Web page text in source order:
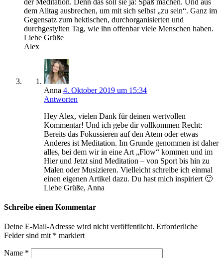
dem Alltag ausbrechen, um mit sich selbst „zu sein“. Ganz im
Gegensatz zum hektischen, durchorganisierten und
durchgestylten Tag, wie ihn offenbar viele Menschen haben.
Liebe Grüße
Alex
Anna 4. Oktober 2019 um 15:34
Antworten
Hey Alex, vielen Dank für deinen wertvollen
Kommentar! Und ich gebe dir vollkommen Recht:
Bereits das Fokussieren auf den Atem oder etwas
Anderes ist Meditation. Im Grunde genommen ist daher
alles, bei dem wir in eine Art „Flow“ kommen und im
Hier und Jetzt sind Meditation – von Sport bis hin zu
Malen oder Musizieren. Vielleicht schreibe ich einmal
einen eigenen Artikel dazu. Du hast mich inspiriert 🙂
Liebe Grüße, Anna
Schreibe einen Kommentar
Deine E-Mail-Adresse wird nicht veröffentlicht. Erforderliche
Felder sind mit * markiert
Name *